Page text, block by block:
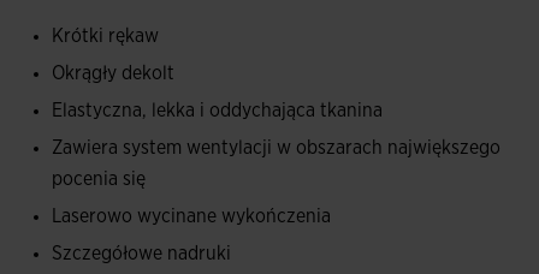
Koszulka ta została wykonana z superlekkiego,
elastycznego i przewiewnego materiału. W obszarach
największego pocenia dodano małe otwory VTS,
technologię dziedziczoną z obuwia, regulującą
gromadzenie się potu, pomagającą go wyprowadzić i
Krótki rękaw
Okrągły dekolt
Elastyczna, lekka i oddychająca tkanina
Zawiera system wentylacji w obszarach największego
pocenia się
Laserowo wycinane wykończenia
Szczegółowe nadruki